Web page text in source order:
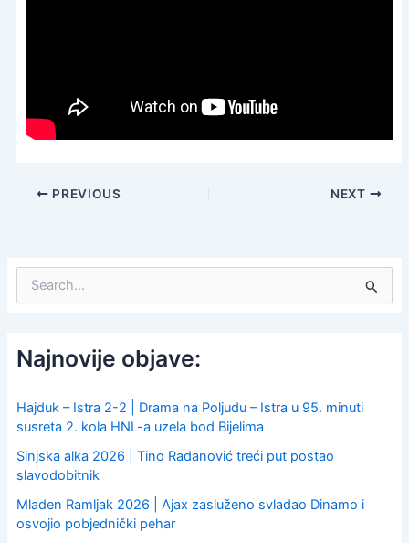
PREVIOUS NEXT
c
h
o
r
Najnovije objave:
Hajduk – Istra 2-2 | Drama na Poljudu – Istra u 95. minuti
susreta 2. kola HNL-a uzela bod Bijelima
Sinjska alka 2026 | Tino Radanović treći put postao
slavodobitnik
Mladen Ramljak 2026 | Ajax zasluženo svladao Dinamo i
osvojio pobjednički pehar